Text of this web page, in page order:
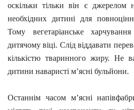
оскільки тільки він є джерелом
необхідних дитині для
Тому вегетаріанське
дитячому віці. Слід віддавати
кількістю тваринного жиру. Не
дитини наваристі м’ясні бульйони.
Останнім часом м’ясні